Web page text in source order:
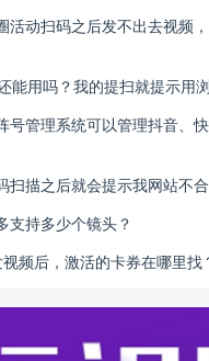
活动扫码之后发不出去视频
能用吗？我的提扫就提示用
号管理系统可以管理抖音、
扫描之后就会提示我网站不
支持多少个镜头？
频后，激活的卡券在哪里找